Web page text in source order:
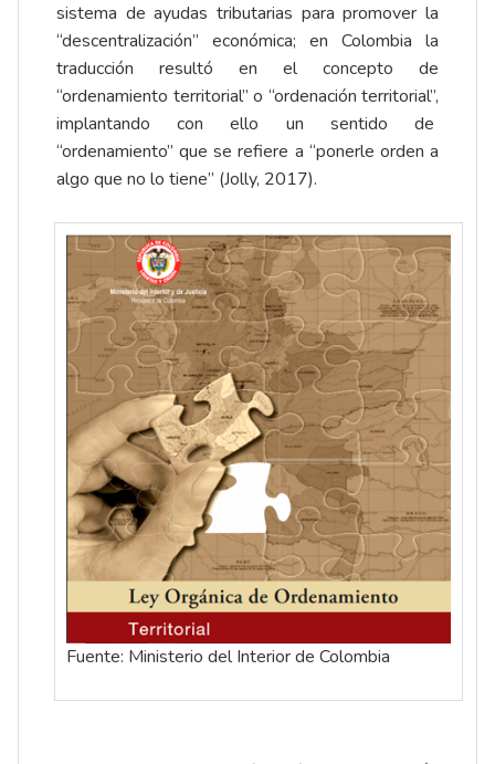
sistema de ayudas tributarias para promover la
“descentralización” económica; en Colombia la
traducción resultó en el concepto de
“ordenamiento territorial” o “ordenación territorial”,
implantando con ello un sentido de
“ordenamiento” que se refiere a “ponerle orden a
algo que no lo tiene” (Jolly, 2017).
Fuente: Ministerio del Interior de Colombia